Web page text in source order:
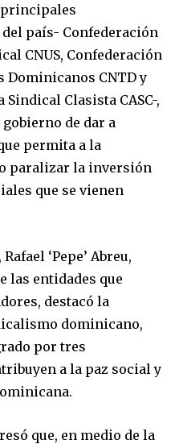
principales
país- Confederación
CNUS, Confederación
Dominicanos CNTD y
Clasista CASC-,
de dar a
permita a la
paralizar la inversión
que se vienen
‘Pepe’ Abreu,
las entidades que
destacó la
dominicano,
por tres
a la paz social y
que, en medio de la